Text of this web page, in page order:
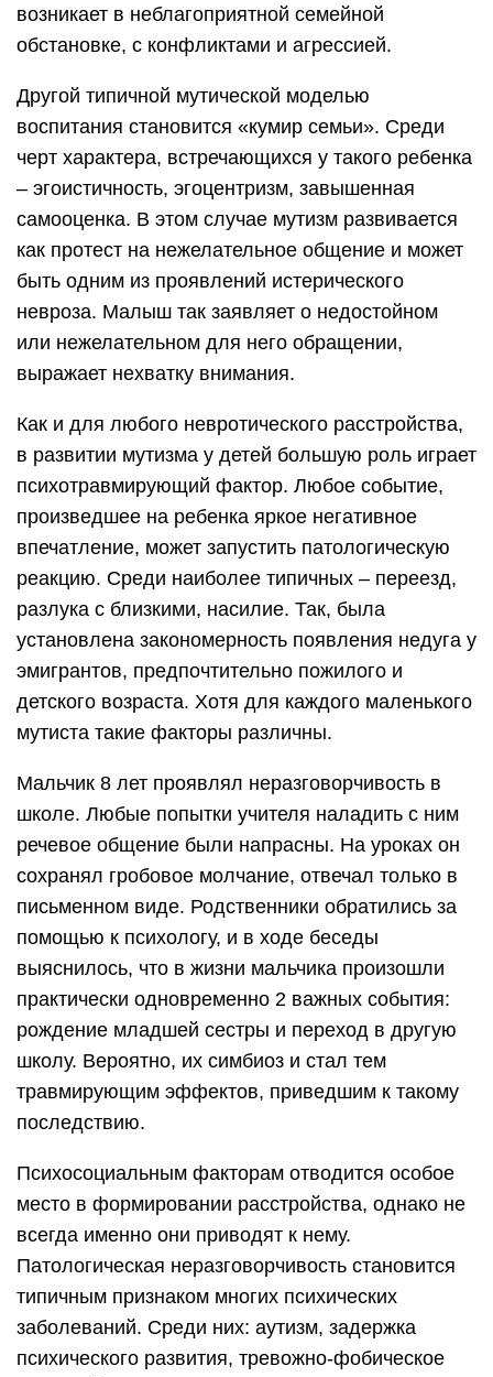
возникает в неблагоприятной семейной
обстановке, с конфликтами и агрессией.
Другой типичной мутической моделью
воспитания становится «кумир семьи». Среди
черт характера, встречающихся у такого ребенка
– эгоистичность, эгоцентризм, завышенная
самооценка. В этом случае мутизм развивается
как протест на нежелательное общение и может
быть одним из проявлений истерического
невроза. Малыш так заявляет о недостойном
или нежелательном для него обращении,
выражает нехватку внимания.
Как и для любого невротического расстройства,
в развитии мутизма у детей большую роль играет
психотравмирующий фактор. Любое событие,
произведшее на ребенка яркое негативное
впечатление, может запустить патологическую
реакцию. Среди наиболее типичных – переезд,
разлука с близкими, насилие. Так, была
установлена закономерность появления недуга у
эмигрантов, предпочтительно пожилого и
детского возраста. Хотя для каждого маленького
мутиста такие факторы различны.
Мальчик 8 лет проявлял неразговорчивость в
школе. Любые попытки учителя наладить с ним
речевое общение были напрасны. На уроках он
сохранял гробовое молчание, отвечал только в
письменном виде. Родственники обратились за
помощью к психологу, и в ходе беседы
выяснилось, что в жизни мальчика произошли
практически одновременно 2 важных события:
рождение младшей сестры и переход в другую
школу. Вероятно, их симбиоз и стал тем
травмирующим эффектов, приведшим к такому
последствию.
Психосоциальным факторам отводится особое
место в формировании расстройства, однако не
всегда именно они приводят к нему.
Патологическая неразговорчивость становится
типичным признаком многих психических
заболеваний. Среди них: аутизм, задержка
психического развития, тревожно-фобическое